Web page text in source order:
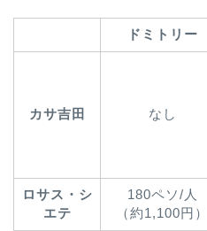
ドミトリー
カサ吉田 なし
ロサス・シ
エテ
180ペソ/人
（約1,100円）